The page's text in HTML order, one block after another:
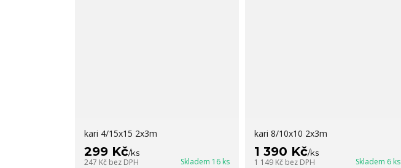
kari 4/15x15 2x3m
299 Kč/ks
247 Kč bez DPH Skladem 16 ks
kari 8/10x10 2x3m
1 390 Kč/ks
1 149 Kč bez DPH Skladem 6 ks